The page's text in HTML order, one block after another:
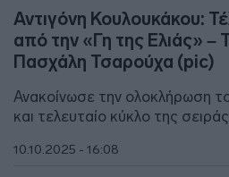
Αντιγόνη Κουλουκάκου:
από την «Γη της Ελιάς» –
Πασχάλη Τσαρούχα (pic)
Ανακοίνωσε την ολοκλήρωση
και τελευταίο κύκλο της σειράς
10.10.2025 - 16:08